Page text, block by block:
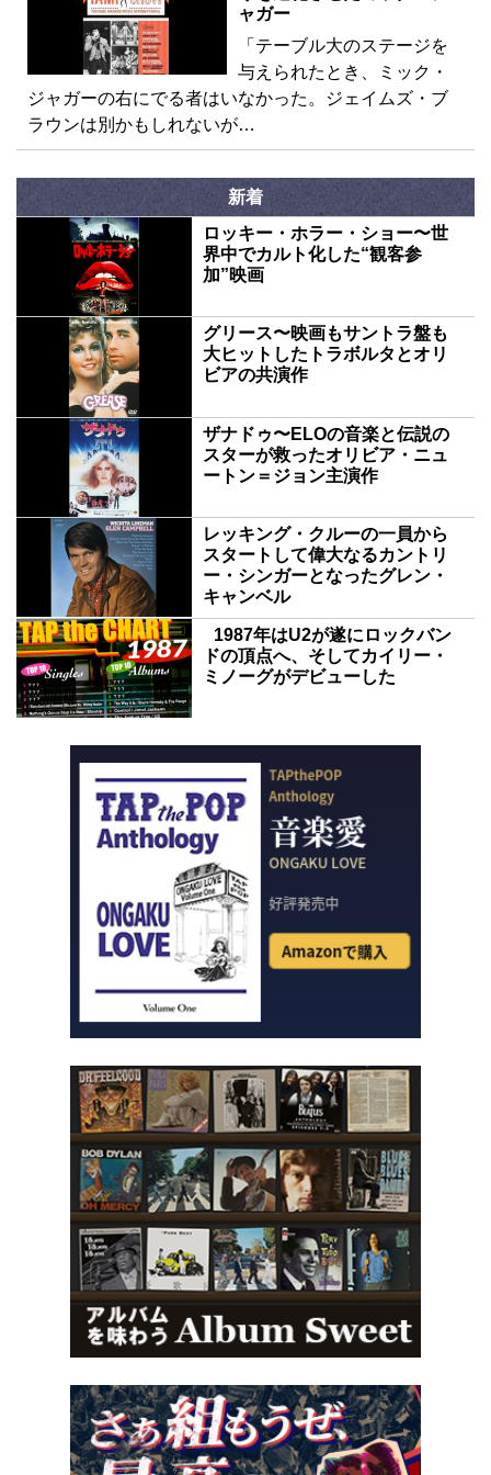
ャガー
「テーブル大のステージを
与えられたとき、ミック・
ジャガーの右にでる者はいなかった。ジェイムズ・ブ
ラウンは別かもしれないが…
新着
ロッキー・ホラー・ショー〜世
界中でカルト化した“観客参
加”映画
グリース〜映画もサントラ盤も
大ヒットしたトラボルタとオリ
ビアの共演作
ザナドゥ〜ELOの音楽と伝説の
スターが救ったオリビア・ニュ
ートン＝ジョン主演作
レッキング・クルーの一員から
スタートして偉大なるカントリ
ー・シンガーとなったグレン・
キャンベル
1987年はU2が遂にロックバン
ドの頂点へ、そしてカイリー・
ミノーグがデビューした